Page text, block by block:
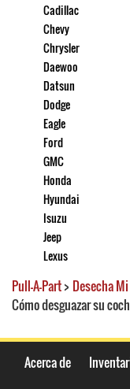
Cadillac
Chevy
Chrysler
Daewoo
Datsun
Dodge
Eagle
Ford
GMC
Honda
Hyundai
Isuzu
Jeep
Lexus
Pull-A-Part> Desecha
Cómo desguazar su
Acerca de